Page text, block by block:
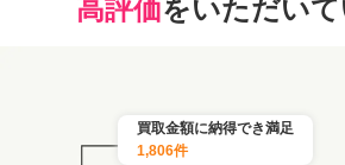
高評価をいただいて
買取金額に納得でき満足
1,806件